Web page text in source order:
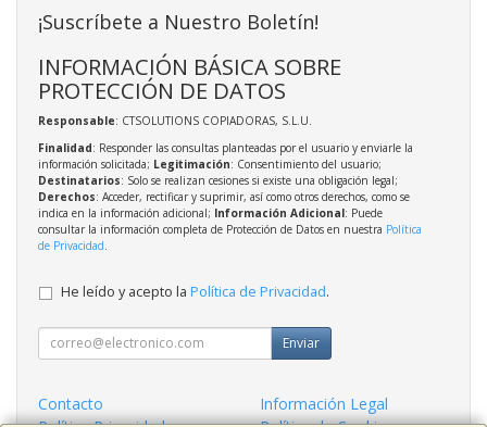
¡Suscríbete a Nuestro Boletín!
INFORMACIÓN BÁSICA SOBRE
PROTECCIÓN DE DATOS
Responsable: CTSOLUTIONS COPIADORAS, S.L.U.
Finalidad: Responder las consultas planteadas por el usuario y enviarle la
información solicitada; Legitimación: Consentimiento del usuario;
Destinatarios: Solo se realizan cesiones si existe una obligación legal;
Derechos: Acceder, rectificar y suprimir, así como otros derechos, como se
indica en la información adicional; Información Adicional: Puede
consultar la información completa de Protección de Datos en nuestra Política
de Privacidad
He leído y acepto la Política de Privacidad.
Enviar
Contacto
Información Legal